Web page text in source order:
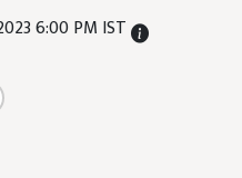
6:00 PM IST